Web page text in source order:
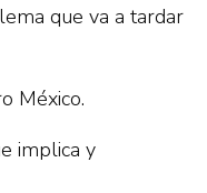
que va a tardar
México.
implica y